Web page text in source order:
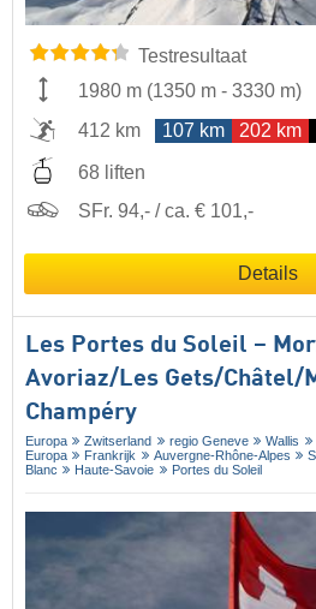
Testresultaat
1980 m (1350 m - 3330 m)
412 km
107 km 202 km
68 liften
SFr. 94,- / ca. € 101,-
Details
Les Portes du Soleil –
Avoriaz/​Les Gets/​Châtel/​
Champéry
Europa Zwitserland regio Geneve Wallis
Europa
Frankrijk Auvergne-Rhône-Alpes
Blanc
Haute-Savoie Portes du Soleil